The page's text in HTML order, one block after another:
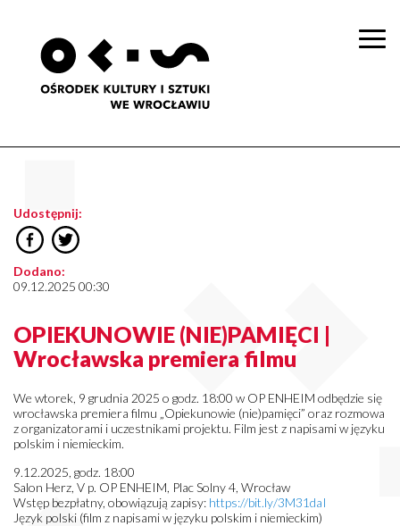
Udostępnij:
Dodano:
09.12.2025 00:30
OPIEKUNOWIE (NIE)PAMIĘCI |
Wrocławska premiera filmu
We wtorek, 9 grudnia 2025 o godz. 18:00 w OP ENHEIM odbędzie się
wrocławska premiera filmu „Opiekunowie (nie)pamięci” oraz rozmowa
z organizatorami i uczestnikami projektu. Film jest z napisami w języku
polskim i niemieckim.
9.12.2025, godz. 18:00
Salon Herz, V p. OP ENHEIM, Plac Solny 4, Wrocław
Wstęp bezpłatny, obowiązują zapisy: https://bit.ly/3M31daI
Język polski (film z napisami w języku polskim i niemieckim)